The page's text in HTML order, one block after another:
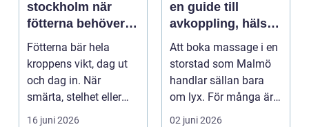
stockholm när
fötterna behöver
mer än vila
Fötterna bär hela
kroppens vikt, dag ut
och dag in. När
smärta, stelhet eller
felställningar uppstår...
16 juni 2026
en guide till
avkoppling, hälsa
och välmående
Att boka massage i en
storstad som Malmö
handlar sällan bara
om lyx. För många är
det ett sätt att h...
02 juni 2026